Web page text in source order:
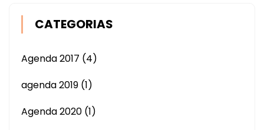
CATEGORIAS
Agenda 2017 (4)
agenda 2019 (1)
Agenda 2020 (1)